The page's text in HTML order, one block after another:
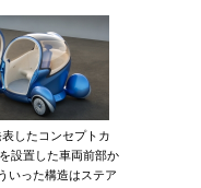
したコンセプトカ
設置した車両前部か
いった構造はステア